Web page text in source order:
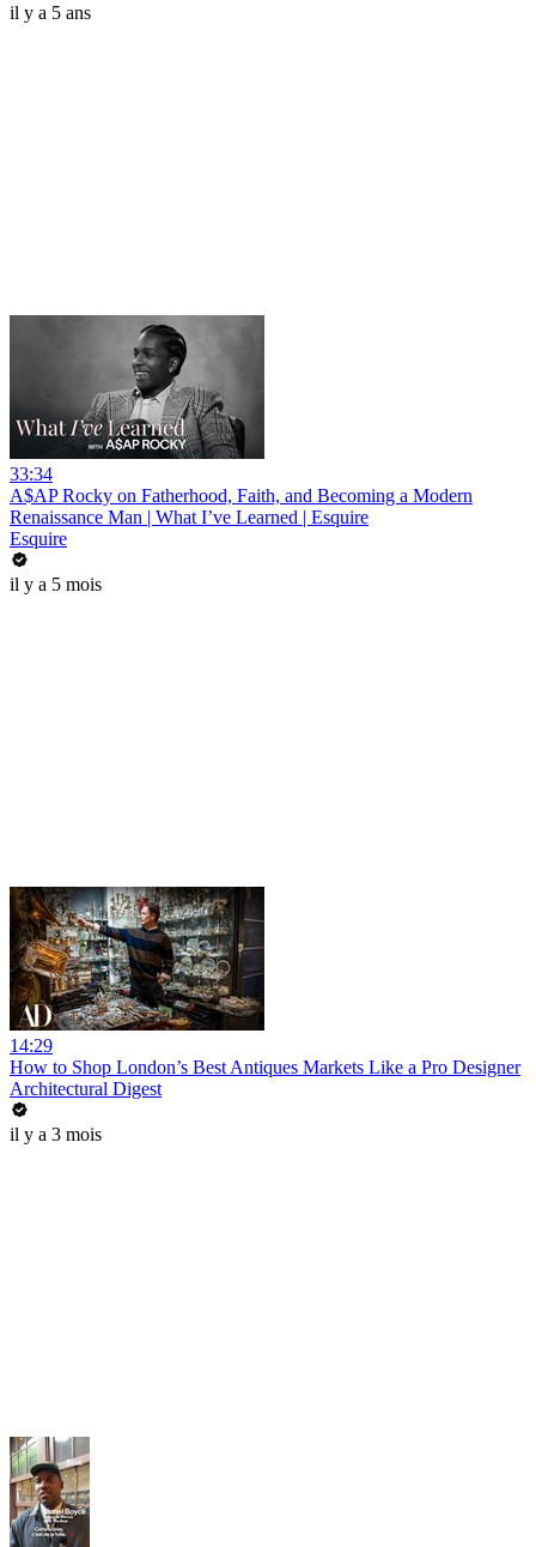
il y a 5 ans
33:34
A$AP Rocky on Fatherhood, Faith, and Becoming a Modern
Renaissance Man | What I’ve Learned | Esquire
Esquire
il y a 5 mois
14:29
How to Shop London’s Best Antiques Markets Like a Pro Designer
Architectural Digest
il y a 3 mois